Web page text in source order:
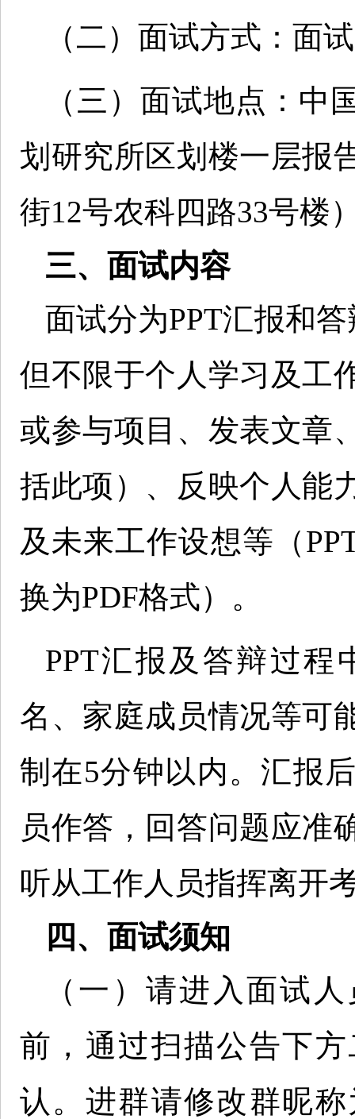
（二）面试方式：面
（三）面试地点：中
划研究所区划楼一层报
街12号农科四路33号楼
三、面试内容
面试分为PPT汇报和
但不限于个人学习及工
或参与项目、发表文章
括此项）、反映个人能
及未来工作设想等（
换为PDF格式）。
PPT汇报及答辩过
名、家庭成员情况等可
制在5分钟以内。汇报
员作答，回答问题应准
听从工作人员指挥离开
四、面试须知
（一）请进入面试
前，通过扫描公告下
认。进群请修改群昵